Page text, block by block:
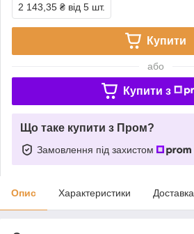
2 143,35 ₴ від 5 шт.
Купити
або
Купити з
Що таке купити з Пром?
Замовлення під захистом
Опис Характеристики Доставка